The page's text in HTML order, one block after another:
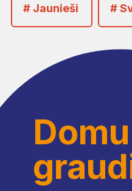
# Jaunieši #
Domu